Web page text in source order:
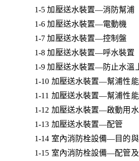
1-5 加壓送水裝置—消防幫浦
1-6 加壓送水裝置—電動機
1-7 加壓送水裝置—控制盤
1-8 加壓送水裝置—呼水裝置
1-9 加壓送水裝置—防止水溫
1-10 加壓送水裝置—幫浦性能
1-11 加壓送水裝置—幫浦性能
1-12 加壓送水裝置—啟動用
1-13 加壓送水裝置—配管
1-14 室內消防栓設備—目的
1-15 室內消防栓設備—配管